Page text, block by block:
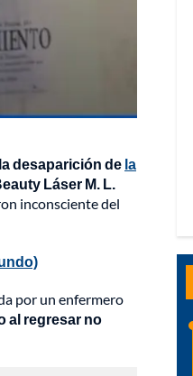
desaparición de la
Láser M. L.
inconsciente del
por un enfermero
al regresar no